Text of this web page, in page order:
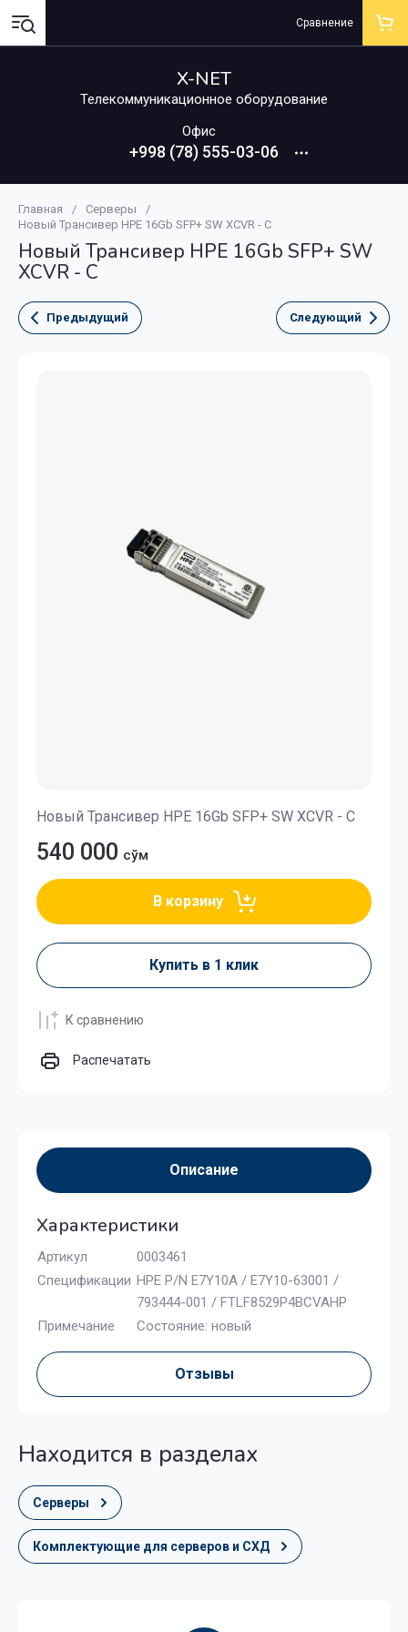
X-NET
Телекоммуникационное оборудование
Офис
+998 (78) 555-03-06
Сравнение
Главная / Серверы
/
Новый Трансивер HPE 16Gb SFP+ SW XCVR - C
Новый Трансивер HPE 16Gb SFP+ SW
XCVR - C
Предыдущий Следующий
Новый Трансивер HPE 16Gb SFP+ SW XCVR - C
540 000 сўм
В корзину
Купить в 1 клик
К сравнению
Распечатать
Описание
Характеристики
Артикул
0003461
Спецификации HPE P/N E7Y10A / E7Y10-63001 /
793444-001 / FTLF8529P4BCVAHP
Примечание
Состояние: новый
Отзывы
Находится в разделах
Серверы
Комплектующие для серверов и СХД